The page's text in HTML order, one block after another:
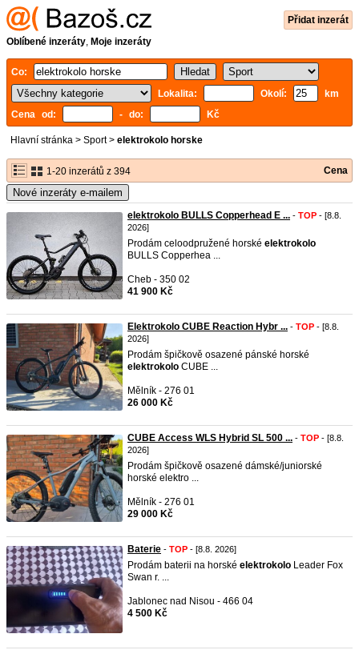
Přidat inzerát
Oblíbené inzeráty, Moje inzeráty
Co:
Lokalita:
Okolí:
km
Cena od:
- do: Kč
Hlavní stránka > Sport> elektrokolo horske
1-20 inzerátů z 394 Cena
Nové inzeráty e-mailem
elektrokolo BULLS Copperhead E ... - TOP - [8.8.
2026]
Prodám celoodpružené horské elektrokolo
BULLS Copperhea ...
Cheb - 350 02
41 900 Kč
Elektrokolo CUBE Reaction Hybr ... - TOP - [8.8.
2026]
Prodám špičkově osazené pánské horské
elektrokolo CUBE ...
Mělník - 276 01
26 000 Kč
CUBE Access WLS Hybrid SL 500 ... - TOP - [8.8.
2026]
Prodám špičkově osazené dámské/juniorské
horské elektro ...
Mělník - 276 01
29 000 Kč
Baterie - TOP - [8.8. 2026]
Prodám baterii na horské elektrokolo Leader Fox
Swan r. ...
Jablonec nad Nisou - 466 04
4 500 Kč